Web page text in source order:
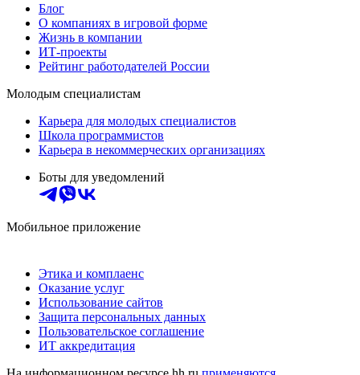
Блог
О компаниях в игровой форме
Жизнь в компании
ИТ-проекты
Рейтинг работодателей России
Молодым специалистам
Карьера для молодых специалистов
Школа программистов
Карьера в некоммерческих организациях
Боты для уведомлений
Мобильное приложение
Этика и комплаенс
Оказание услуг
Использование сайтов
Защита персональных данных
Пользовательское соглашение
ИТ аккредитация